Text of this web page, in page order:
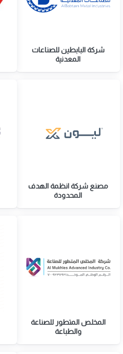
شركة البابطين للصناعات
المعدنية
مصنع شركة انظمة الهدف
المحدودة
المخلص المتطور للصناعة
والطباعة